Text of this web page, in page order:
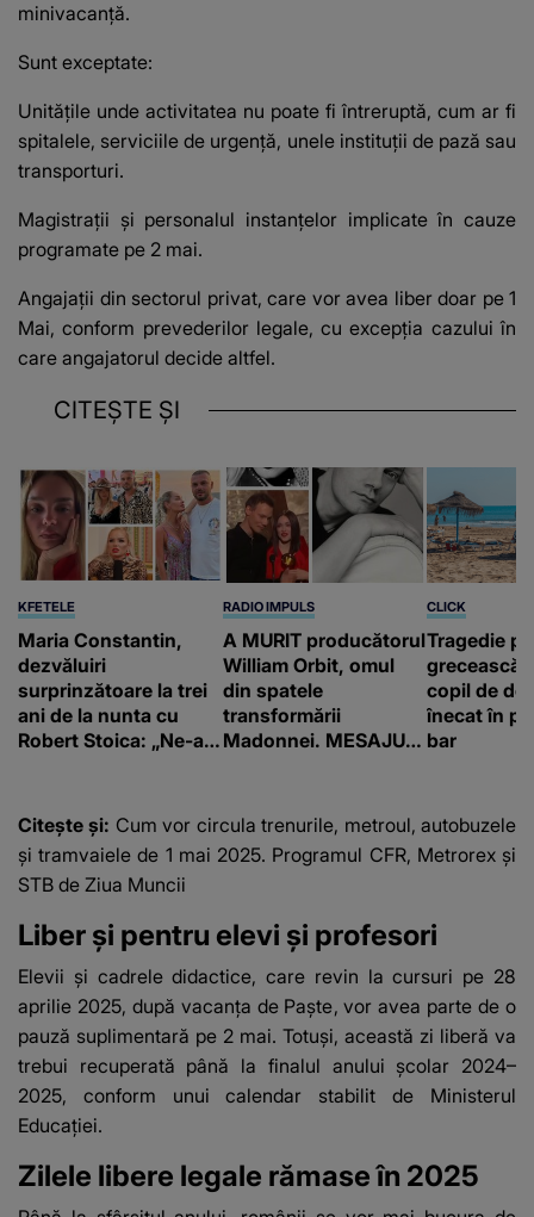
minivacanță.
Sunt exceptate:
Unitățile unde activitatea nu poate fi întreruptă, cum ar fi
spitalele, serviciile de urgență, unele instituții de pază sau
transporturi.
Magistrații și personalul instanțelor implicate în cauze
programate pe 2 mai.
Angajații din sectorul privat, care vor avea liber doar pe 1
Mai, conform prevederilor legale, cu excepția cazului în
care angajatorul decide altfel.
CITEȘTE ȘI
KFETELE
Maria Constantin,
dezvăluiri
surprinzătoare la trei
ani de la nunta cu
Robert Stoica: „Ne-a
RADIO IMPULS
A MURIT producătorul
William Orbit, omul
din spatele
transformării
Madonnei. MESAJUL
care A ÎNDURERAT-O:
"Muzica ta mi-a dat
un covor magic pe
ai fost Raza mea de
Lumină"
CLICK
Tragedie
grecească
copil de
înecat în
bar
Citește și: Cum vor circula trenurile, metroul, autobuzele
și tramvaiele de 1 mai 2025. Programul CFR, Metrorex și
STB de Ziua Muncii
Liber și pentru elevi și profesori
Elevii și cadrele didactice, care revin la cursuri pe 28
aprilie 2025, după vacanța de Paște, vor avea parte de o
pauză suplimentară pe 2 mai. Totuși, această zi liberă va
trebui recuperată până la finalul anului școlar 2024–
2025, conform unui calendar stabilit de Ministerul
Educației.
Zilele libere legale rămase în 2025